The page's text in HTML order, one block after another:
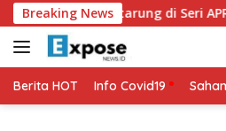
a
g
u
Breaking News
Siap Bertarung di Seri APRC
Berita HOT Info Covid19